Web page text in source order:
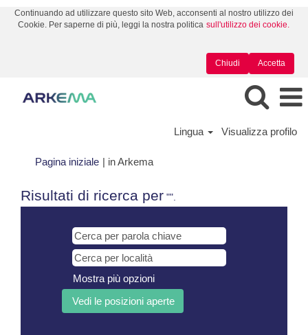
Continuando ad utilizzare questo sito Web, acconsenti al nostro utilizzo dei
Cookie. Per saperne di più, leggi la nostra politica sull'utilizzo dei cookie.
Accetta
Chiudi
Lingua Visualizza profilo
Pagina iniziale | in Arkema(pagina
Risultati di ricerca per "".
Mostra più opzioni